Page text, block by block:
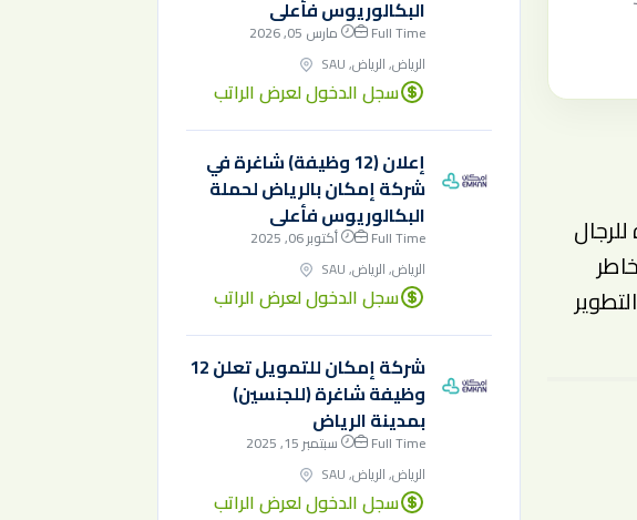
شاغرة للرجال
البكالوريوس فأعلى
Full Time
مارس 05, 2026
الرياض, الرياض, SAU
سجل الدخول لعرض الراتب
إعلان (12 وظيفة) شاغرة في
شركة إمكان بالرياض لحملة
البكالوريوس فأعلى
Full Time
أكتوبر 06, 2025
الرياض, الرياض, SAU
سجل الدخول لعرض الراتب
شركة إمكان للتمويل تعلن 12
وظيفة شاغرة (للجنسين)
بمدينة الرياض
Full Time
سبتمبر 15, 2025
الرياض, الرياض, SAU
سجل الدخول لعرض الراتب